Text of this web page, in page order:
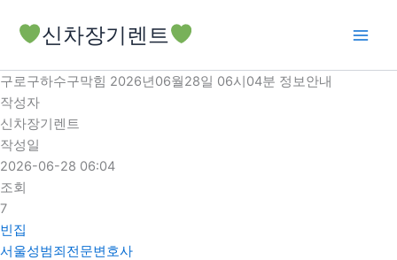
로
건
너
뛰
기
신차장기렌트
구로구하수구막힘 2026년06월28일 06시04분 정보안내
작성자
신차장기렌트
작성일
2026-06-28 06:04
조회
7
빈집
서울성범죄전문변호사